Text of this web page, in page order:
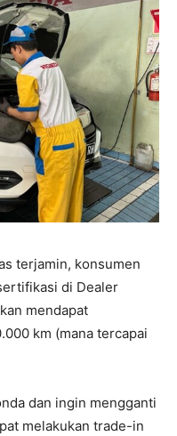
terjamin, konsumen
di Dealer
mendapat
km (mana tercapai
dan ingin mengganti
melakukan trade-in